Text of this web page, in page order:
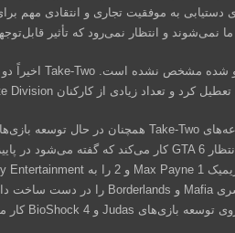
دستیابی به موفقیت تجاری و انتقادی مهم
ما نمی‌شوند و انتظار نمی‌رود که تأثیر